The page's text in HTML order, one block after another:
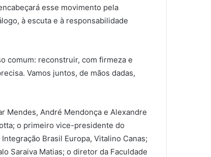
esse movimento pela
à escuta e à responsabilidade
comum: reconstruir, com firmeza e
Vamos juntos, de mãos dadas,
Mendes, André Mendonça e Alexandre
o primeiro vice-presidente do
Brasil Europa, Vitalino Canas;
Saraiva Matias; o diretor da Faculdade